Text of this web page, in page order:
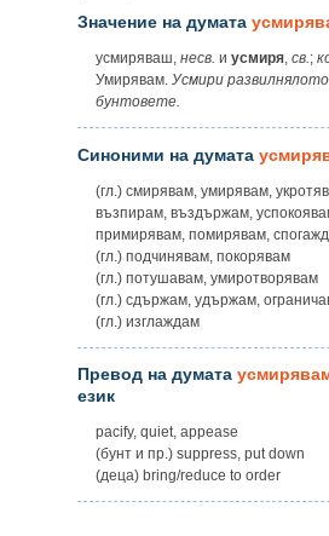
Значение на думата
усмиряваш, несв. и усмиря, св.;
Умирявам. Усмири
бунтовете.
Синоними на думата
(гл.) смирявам, умирявам,
възпирам, въздържам,
примирявам, помирявам,
(гл.) подчинявам, покорявам
(гл.) потушавам, умиротворявам
(гл.) сдържам, удържам,
(гл.) изглаждам
Превод на думата
език
pacify, quiet, appease
(бунт и пр.) suppress, put down
(деца) bring/reduce to order